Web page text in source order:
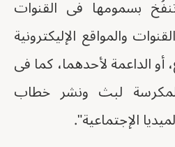
بسمومها فى القنوات
والمواقع الإليكترونية
أو الداعمة لأحدهما، كما فى
المكرسة لبث ونشر خطاب
الإجتماعية".